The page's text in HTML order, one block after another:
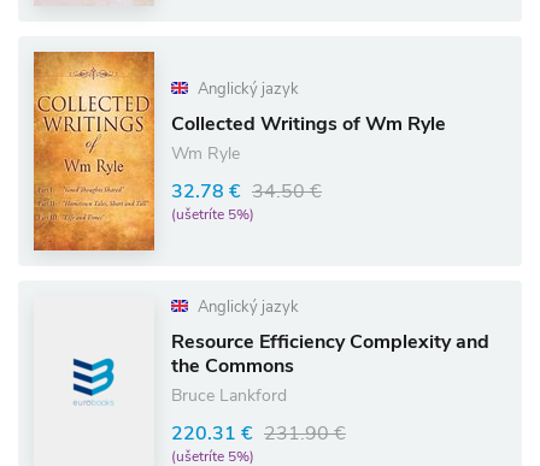
Anglický jazyk
Collected Writings of Wm Ryle
Wm Ryle
32.78 € 34.50 €
(ušetríte 5%)
Anglický jazyk
Resource Efficiency Complexity and
the Commons
Bruce Lankford
220.31 € 231.90 €
(ušetríte 5%)